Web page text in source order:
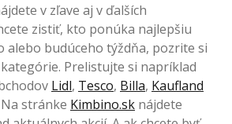
v zľave aj v ďalších
zistiť, kto ponúka najlepšiu
alebo budúceho týždňa, pozrite si
Prelistujte si napríklad
Lidl, Tesco, Billa, Kaufland
stránke Kimbino.sk nájdete